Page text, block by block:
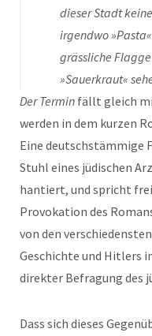
dieser Stadt
irgendwo
grässliche
»Sauerkraut«
Der Termin fällt gleich
werden in dem kurzen
Eine deutschstämmige
Stuhl eines jüdischen
hantiert, und spricht frei
Provokation des
von den
Geschichte und Hitlers
direkter Befragung des
Dass sich dieses